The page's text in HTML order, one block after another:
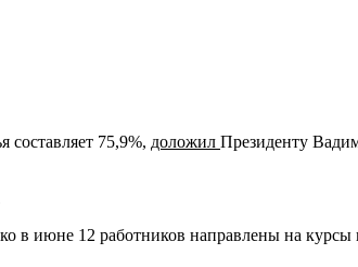
75,9%, доложил Президенту
в июне 12 работников направлены на